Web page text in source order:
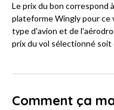
Le prix du bon correspond
plateforme Wingly pour ce
type d'avion et de
prix du vol sélectionné
Comment ça